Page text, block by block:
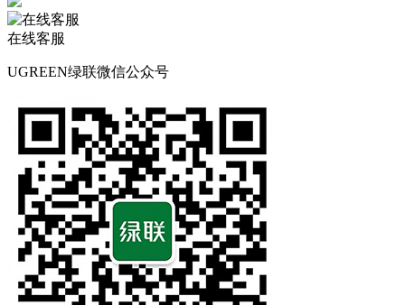
在线客服
UGREEN绿联微信公众号